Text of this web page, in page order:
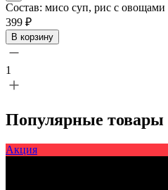
Состав: мисо суп, рис с овощами
399 ₽
В корзину
1
Популярные товары
Акция